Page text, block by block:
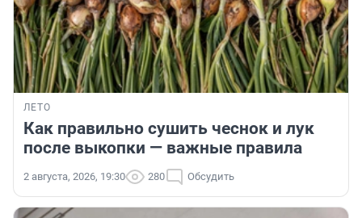
ЛЕТО
Как правильно сушить чеснок и лук
после выкопки — важные правила
2 августа, 2026, 19:30 280 Обсудить